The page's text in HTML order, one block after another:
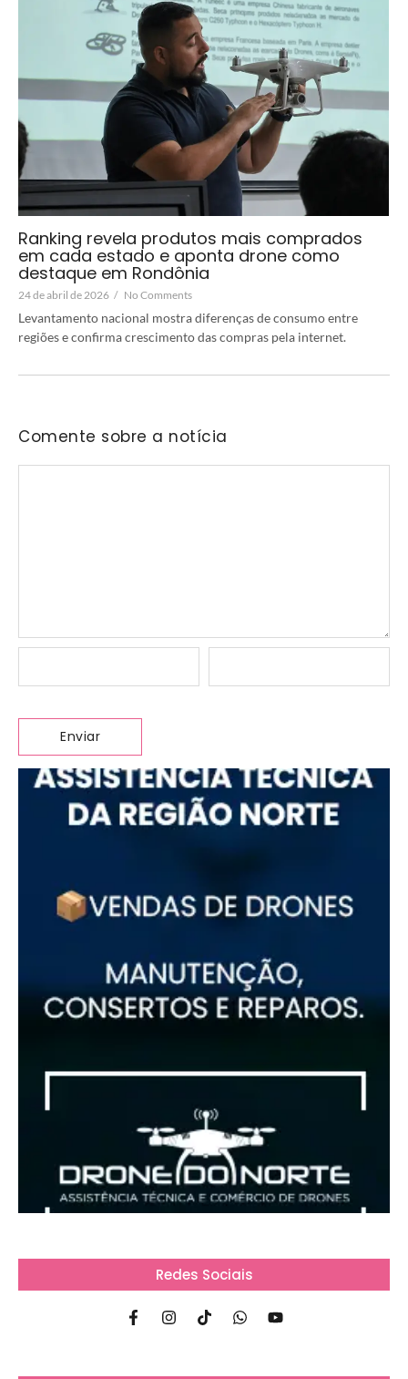
Ranking revela produtos mais comprados
em cada estado e aponta drone como
destaque em Rondônia
24 de abril de 2026 / No Comments
Levantamento nacional mostra diferenças de consumo entre
regiões e confirma crescimento das compras pela internet.
Comente sobre a notícia
Redes Sociais